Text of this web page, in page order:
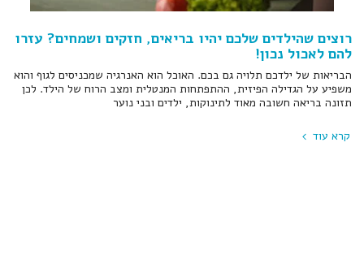
רוצים שהילדים שלכם יהיו בריאים, חזקים ושמחים? עזרו
להם לאכול נכון!
הבריאות של ילדכם תלויה גם בכם. האוכל הוא האנרגיה שמכניסים לגוף והוא
משפיע על הגדילה הפיזית, ההתפתחות המנטלית ומצב הרוח של הילד. לכן
תזונה בריאה חשובה מאוד לתינוקות, ילדים ובני נוער
קרא עוד